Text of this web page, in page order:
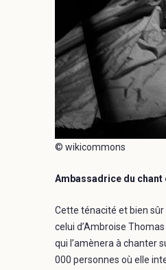
© wikicommons
Ambassadrice du chant
Cette ténacité et bien
celui d’Ambroise
qui l’amènera à chanter
000 personnes où elle